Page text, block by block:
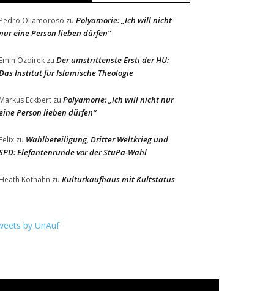
Pedro Oliamoroso zu Polyamorie: „Ich will nicht
eine Person lieben dürfen“
Emin Özdirek zu Der umstrittenste Ersti der HU:
Institut für Islamische Theologie
Markus Eckbert zu Polyamorie: „Ich will nicht nur
Person lieben dürfen“
Felix zu Wahlbeteiligung, Dritter Weltkrieg und
Elefantenrunde vor der StuPa-Wahl
Heath Kothahn zu Kulturkaufhaus mit Kultstatus
by UnAuf